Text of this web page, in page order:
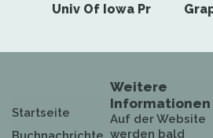
Univ Of Iowa Pr
Startseite
Weitere
Informationen
Auf der Website
werden bald